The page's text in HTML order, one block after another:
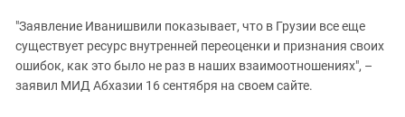
"Заявление Иванишвили показывает, что в Грузии все еще
существует ресурс внутренней переоценки и признания своих
ошибок, как это было не раз в наших взаимоотношениях", –
заявил МИД Абхазии 16 сентября на своем сайте.